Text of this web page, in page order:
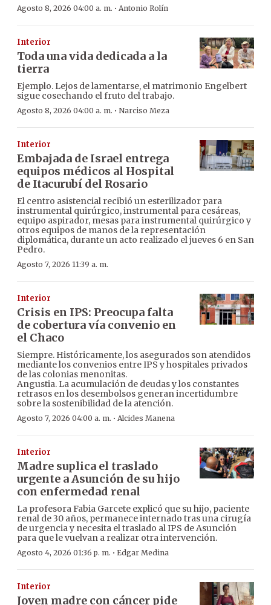
Agosto 8, 2026 04:00 a. m. · Antonio Rolín
Interior
Toda una vida dedicada a la
tierra
Ejemplo. Lejos de lamentarse, el matrimonio Engelbert
sigue cosechando el fruto del trabajo.
Agosto 8, 2026 04:00 a. m. · Narciso Meza
Interior
Embajada de Israel entrega
equipos médicos al Hospital
de Itacurubí del Rosario
El centro asistencial recibió un esterilizador para
instrumental quirúrgico, instrumental para cesáreas,
equipo aspirador, mesas para instrumental quirúrgico y
otros equipos de manos de la representación
diplomática, durante un acto realizado el jueves 6 en San
Pedro.
Agosto 7, 2026 11:39 a. m.
Interior
Crisis en IPS: Preocupa falta
de cobertura vía convenio en
el Chaco
Siempre. Históricamente, los asegurados son atendidos
mediante los convenios entre IPS y hospitales privados
de las colonias menonitas.
Angustia. La acumulación de deudas y los constantes
retrasos en los desembolsos generan incertidumbre
sobre la sostenibilidad de la atención.
Agosto 7, 2026 04:00 a. m. · Alcides Manena
Interior
Madre suplica el traslado
urgente a Asunción de su hijo
con enfermedad renal
La profesora Fabia Garcete explicó que su hijo, paciente
renal de 30 años, permanece internado tras una cirugía
de urgencia y necesita el traslado al IPS de Asunción
para que le vuelvan a realizar otra intervención.
Agosto 4, 2026 01:36 p. m. · Edgar Medina
Interior
Joven madre con cáncer pide